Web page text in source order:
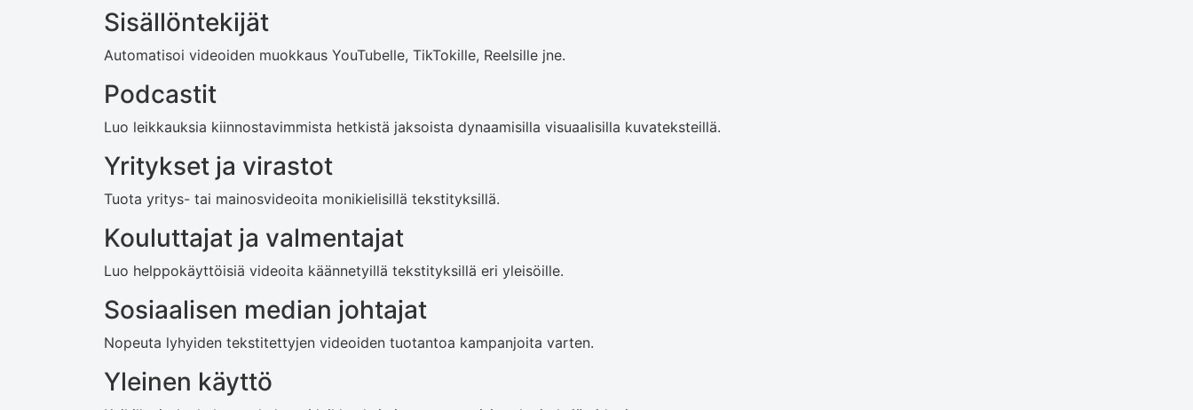
Sisällöntekijät
Automatisoi videoiden muokkaus YouTubelle, TikTokille, Reelsille jne.
Podcastit
Luo leikkauksia kiinnostavimmista hetkistä jaksoista dynaamisilla visuaalisilla kuvateksteillä.
Yritykset ja virastot
Tuota yritys- tai mainosvideoita monikielisillä tekstityksillä.
Kouluttajat ja valmentajat
Luo helppokäyttöisiä videoita käännetyillä tekstityksillä eri yleisöille.
Sosiaalisen median johtajat
Nopeuta lyhyiden tekstitettyjen videoiden tuotantoa kampanjoita varten.
Yleinen käyttö